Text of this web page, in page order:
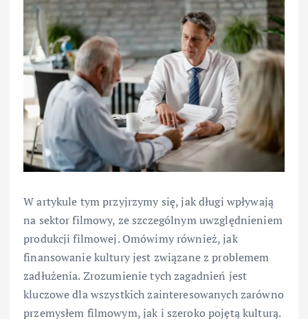
W artykule tym przyjrzymy się, jak długi wpływają
na sektor filmowy, ze szczególnym uwzględnieniem
produkcji filmowej. Omówimy również, jak
finansowanie kultury jest związane z problemem
zadłużenia. Zrozumienie tych zagadnień jest
kluczowe dla wszystkich zainteresowanych zarówno
przemysłem filmowym, jak i szeroko pojętą kulturą.